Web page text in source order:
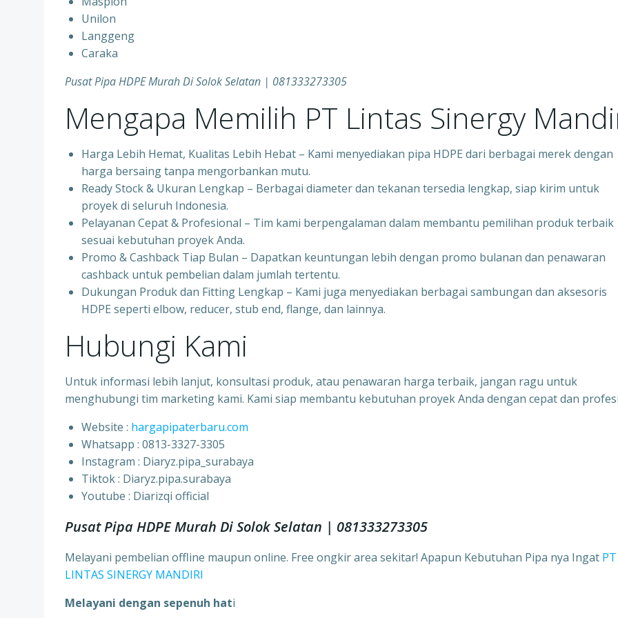
Unilon
Langgeng
Caraka
Pusat Pipa HDPE Murah Di Solok Selatan | 081333273305
Mengapa Memilih PT Lintas Sinergy
Harga Lebih Hemat, Kualitas Lebih Hebat – Kami menyediakan pipa HDPE dari berbagai merek dengan
harga bersaing tanpa mengorbankan mutu.
Ready Stock & Ukuran Lengkap – Berbagai diameter dan tekanan tersedia lengkap, siap kirim untuk
proyek di seluruh Indonesia.
Pelayanan Cepat & Profesional – Tim kami berpengalaman dalam membantu pemilihan produk terbaik
sesuai kebutuhan proyek Anda.
Promo & Cashback Tiap Bulan – Dapatkan keuntungan lebih dengan promo bulanan dan penawaran
cashback untuk pembelian dalam jumlah tertentu.
Dukungan Produk dan Fitting Lengkap – Kami juga menyediakan berbagai sambungan dan aksesoris
HDPE seperti elbow, reducer, stub end, flange, dan lainnya.
Hubungi Kami
Untuk informasi lebih lanjut, konsultasi produk, atau penawaran harga terbaik, jangan ragu untuk
menghubungi tim marketing kami. Kami siap membantu kebutuhan proyek Anda dengan cepat dan
Website : hargapipaterbaru.com
Whatsapp : 0813-3327-3305
⁠Instagram : Diaryz.pipa_surabaya
⁠Tiktok : Diaryz.pipa.surabaya
⁠Youtube : Diarizqi official
Pusat Pipa HDPE Murah Di Solok Selatan | 081333273305
Melayani pembelian offline maupun online. Free ongkir area sekitar! Apapun Kebutuhan Pipa nya Ingat PT
LINTAS SINERGY MANDIRI
Melayani dengan sepenuh hati